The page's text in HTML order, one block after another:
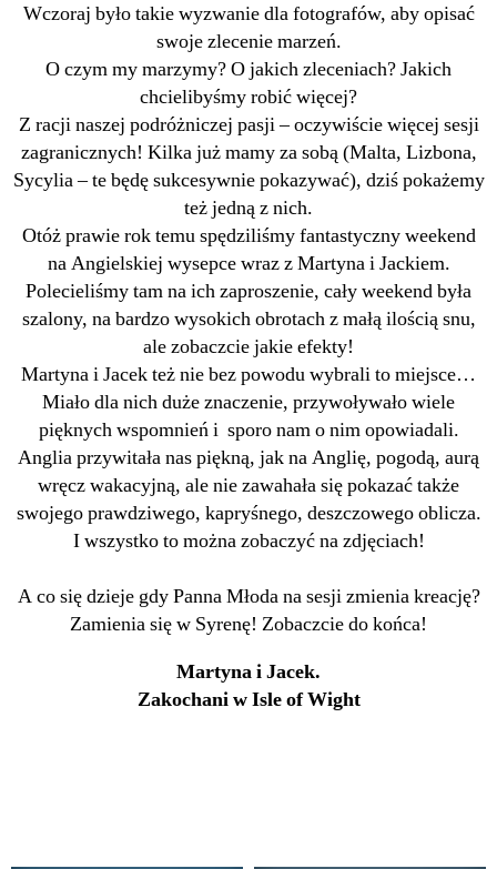
Wczoraj było takie wyzwanie dla fotografów, aby opisać
swoje zlecenie marzeń.
O czym my marzymy? O jakich zleceniach? Jakich
chcielibyśmy robić więcej?
Z racji naszej podróżniczej pasji – oczywiście więcej sesji
zagranicznych! Kilka już mamy za sobą (Malta, Lizbona,
Sycylia – te będę sukcesywnie pokazywać), dziś pokażemy
też jedną z nich.
Otóż prawie rok temu spędziliśmy fantastyczny weekend
na Angielskiej wysepce wraz z Martyna i Jackiem.
Polecieliśmy tam na ich zaproszenie, cały weekend była
szalony, na bardzo wysokich obrotach z małą ilością snu,
ale zobaczcie jakie efekty!
Martyna i Jacek też nie bez powodu wybrali to miejsce…
Miało dla nich duże znaczenie, przywoływało wiele
pięknych wspomnień i sporo nam o nim opowiadali.
Anglia przywitała nas piękną, jak na Anglię, pogodą, aurą
wręcz wakacyjną, ale nie zawahała się pokazać także
swojego prawdziwego, kapryśnego, deszczowego oblicza.
I wszystko to można zobaczyć na zdjęciach!
A co się dzieje gdy Panna Młoda na sesji zmienia kreację?
Zamienia się w Syrenę! Zobaczcie do końca!
Martyna i Jacek.
Zakochani w Isle of Wight